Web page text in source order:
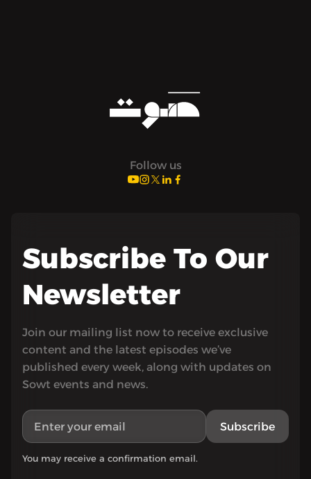
Follow us
Subscribe To Our
Newsletter
Join our mailing list now to receive exclusive
content and the latest episodes we’ve
published every week, along with updates on
Sowt events and news.
Subscribe
You may receive a confirmation email.